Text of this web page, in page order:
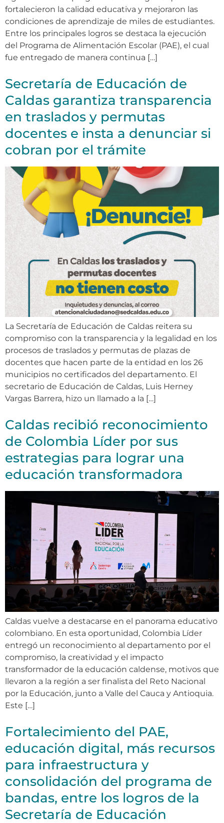
fortalecieron la calidad educativa y mejoraron las
condiciones de aprendizaje de miles de estudiantes.
Entre los principales logros se destaca la ejecución
del Programa de Alimentación Escolar (PAE), el cual
fue entregado de manera continua […]
Secretaría de Educación de
Caldas garantiza transparencia
en traslados y permutas
docentes e insta a denunciar si
cobran por el trámite
La Secretaría de Educación de Caldas reitera su
compromiso con la transparencia y la legalidad en los
procesos de traslados y permutas de plazas de
docentes que hacen parte de la entidad en los 26
municipios no certificados del departamento. El
secretario de Educación de Caldas, Luis Herney
Vargas Barrera, hizo un llamado a la […]
Caldas recibió reconocimiento
de Colombia Líder por sus
estrategias para lograr una
educación transformadora
Caldas vuelve a destacarse en el panorama educativo
colombiano. En esta oportunidad, Colombia Líder
entregó un reconocimiento al departamento por el
compromiso, la creatividad y el impacto
transformador de la educación caldense, motivos que
llevaron a la región a ser finalista del Reto Nacional
por la Educación, junto a Valle del Cauca y Antioquia.
Este […]
Fortalecimiento del PAE,
educación digital, más recursos
para infraestructura y
consolidación del programa de
bandas, entre los logros de la
Secretaría de Educación